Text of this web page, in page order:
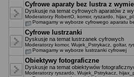
Cyfrowe aparaty bez lustra z
Dyskusje na temat cyfrowych aparatów z
Moderatorzy RobertO komor, ryszardo hijax_pl
Pomagamy w wyborze cyfrowego aparatu
Cyfrowe lustrzanki
Dyskusje na temat lustrzanek cyfrowych
Moderatorzy komor, Wujek_Pstrykacz goltar,
Pomagamy w wyborze lustrzanki cyfrowej
Obiektywy fotograficzne
Dyskusje na temat obiektywów
Moderatorzy ryszardo Wujek_Pstrykacz